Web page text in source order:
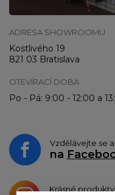
ADRESA SHOWROOMU
Kostlivého 19
821 03 Bratislava
OTEVÍRACÍ DOBA
Po - Pá: 9:00 - 12:00 a
Vzdělávejte se
na
Krásné